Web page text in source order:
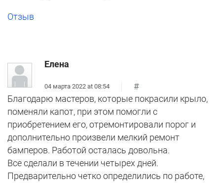
Отзыв
Елена
04 марта 2022 at 08:54
#
Благодарю мастеров, которые покрасили крыло,
поменяли капот, при этом помогли с
приобретением его, отремонтировали порог и
дополнительно произвели мелкий ремонт
бамперов. Работой осталась довольна.
Все сделали в течении четырех дней.
Предварительно четко определились по работе,